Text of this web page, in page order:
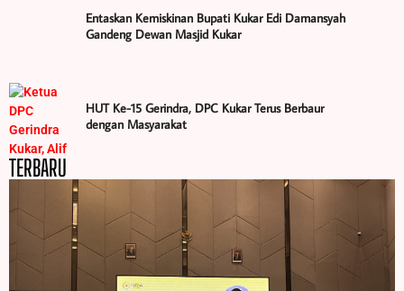
Entaskan Kemiskinan Bupati Kukar Edi Damansyah
Gandeng Dewan Masjid Kukar
HUT Ke-15 Gerindra, DPC Kukar Terus Berbaur
dengan Masyarakat
TERBARU